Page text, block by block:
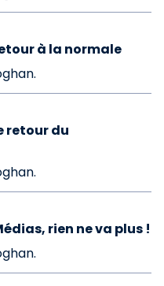
à la normale
retour du
rien ne va plus !